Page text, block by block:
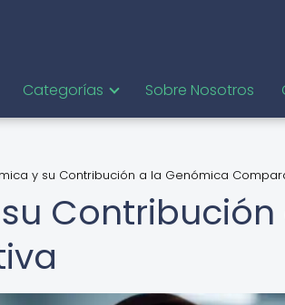
Categorías Sobre Nosotros
y su Contribución a la Genómica
Contribución